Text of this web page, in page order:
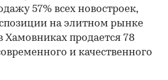
57% всех новостроек,
на элитном рынке
Хамовниках продается 78
и качественного